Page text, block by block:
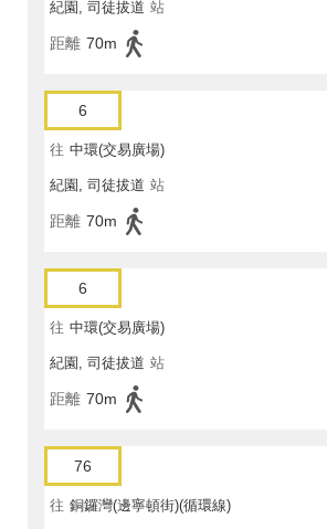
紀園, 司徒拔道 站
距離 70m
6
往 中環(交易廣場)
紀園, 司徒拔道 站
距離 70m
6
往 中環(交易廣場)
紀園, 司徒拔道 站
距離 70m
76
往 銅鑼灣(邊寧頓街)(循環線)